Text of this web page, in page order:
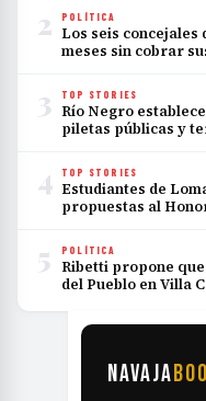
2 POLÍTICA
Los seis concejales
meses sin cobrar
3 TOP STORIES
Río Negro
piletas públicas y
4 TOP STORIES
Estudiantes de
propuestas al
5 POLÍTICA
Ribetti propone
del Pueblo en Villa
NAVAJA